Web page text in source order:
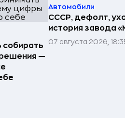
собирать
—
Автомобили
СССР, дефолт,
история завода
07 августа 2026,